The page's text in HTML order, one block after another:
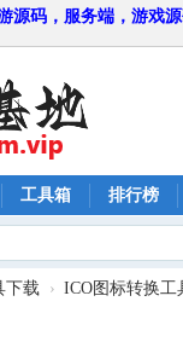
源码，服务端，游戏
工具箱 排行榜
下载 › ICO图标转换工